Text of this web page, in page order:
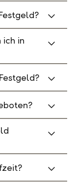
ich in